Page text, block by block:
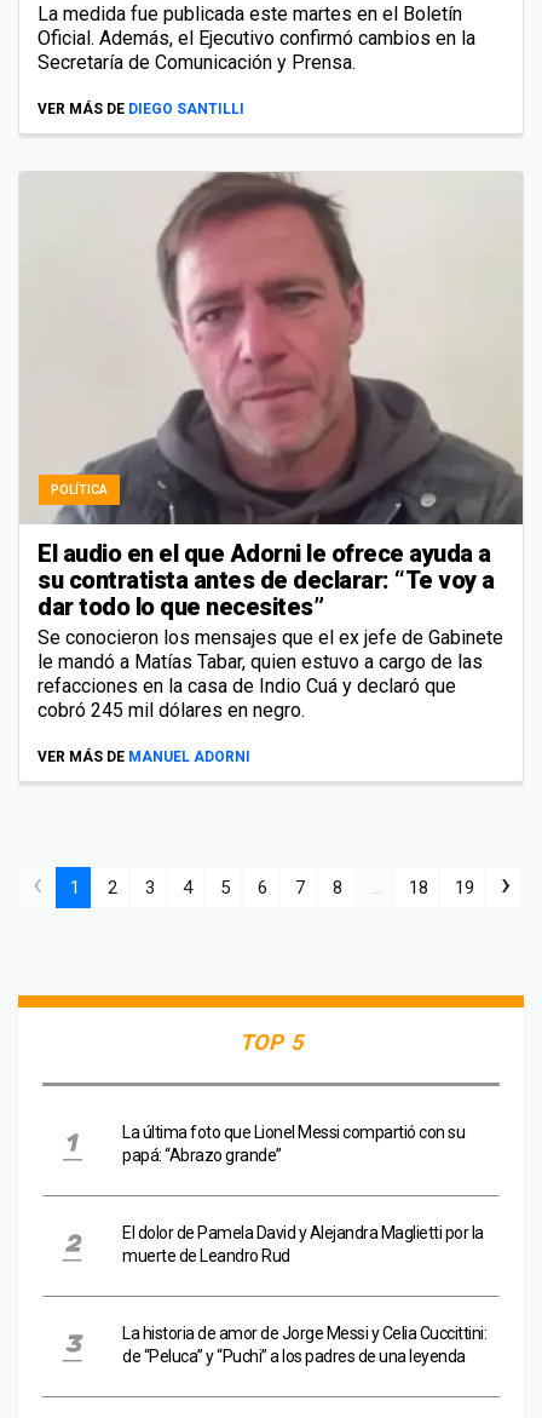
La medida fue publicada este martes en el Boletín
Oficial. Además, el Ejecutivo confirmó cambios en la
Secretaría de Comunicación y Prensa.
VER MÁS DE DIEGO SANTILLI
POLÍTICA
El audio en el que Adorni le ofrece ayuda a
su contratista antes de declarar: “Te voy a
dar todo lo que necesites”
Se conocieron los mensajes que el ex jefe de Gabinete
le mandó a Matías Tabar, quien estuvo a cargo de las
refacciones en la casa de Indio Cuá y declaró que
cobró 245 mil dólares en negro.
VER MÁS DE MANUEL ADORNI
‹ 1 2 3 4 5 6 7 8 ... 18 19 ›
TOP 5
La última foto que Lionel Messi compartió con su
papá: “Abrazo grande”
El dolor de Pamela David y Alejandra Maglietti por la
muerte de Leandro Rud
La historia de amor de Jorge Messi y Celia Cuccittini:
de “Peluca” y “Puchi” a los padres de una leyenda